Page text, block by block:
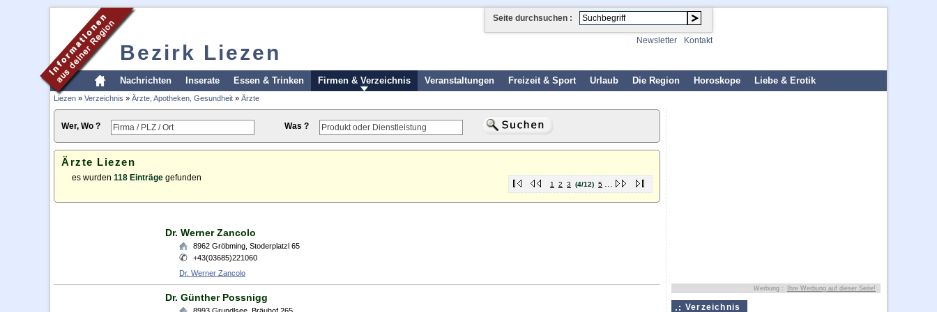
Bezirk Liezen
Seite durchsuchen :
Newsletter Kontakt
Nachrichten Inserate Essen & Trinken Firmen & Verzeichnis Veranstaltungen Freizeit & Sport Urlaub Die Region Horoskope Liebe & Erotik
Liezen » Verzeichnis » Ärzte, Apotheken, Gesundheit » Ärzte
Wer, Wo ? Was ?
Ärzte Liezen
es wurden 118 Einträge gefunden
1 2 3 (4/12) 5 ...
Dr. Werner Zancolo
8962 Gröbming Stoderplatzl 65
+43(03685)221060
Dr. Werner Zancolo
Dr. Günther Possnigg
Werbung : Ihre Werbung auf dieser Seite!
Verzeichnis